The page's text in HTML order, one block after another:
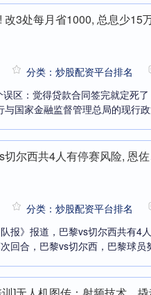
改3处每月省1000, 总息少15
分类：炒股配资平台排名
区：觉得贷款合同签完就定死
国家金融监督管理总局的现行
尔西共4人有停赛风险, 恩
分类：炒股配资平台排名
报》报道，巴黎vs切尔西共有4
回合，巴黎vs切尔西，巴黎球员